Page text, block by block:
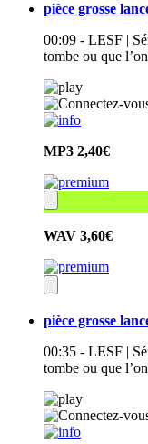
pièce grosse
00:09 - LESF |
tombe ou que
MP3 2,40€
WAV 3,60€
pièce grosse
00:35 - LESF |
tombe ou que